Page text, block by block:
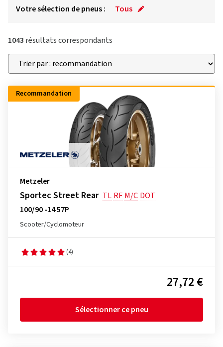
Votre sélection de pneus : Tous
1043 résultats correspondants
Recommandation
Metzeler
Sportec Street Rear TL RF M/C DOT
100/90 -14 57P
Scooter/Cyclomoteur
(4)
27,72 €
Sélectionner ce pneu